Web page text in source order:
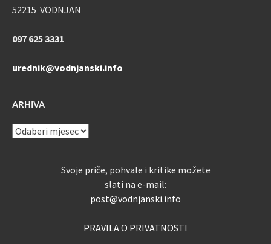
52215 VODNJAN
097 625 3331
urednik@vodnjanski.info
ARHIVA
ARHIVA
Svoje priče, pohvale i kritike možete
slati na e-mail:
post@vodnjanski.info
PRAVILA O PRIVATNOSTI